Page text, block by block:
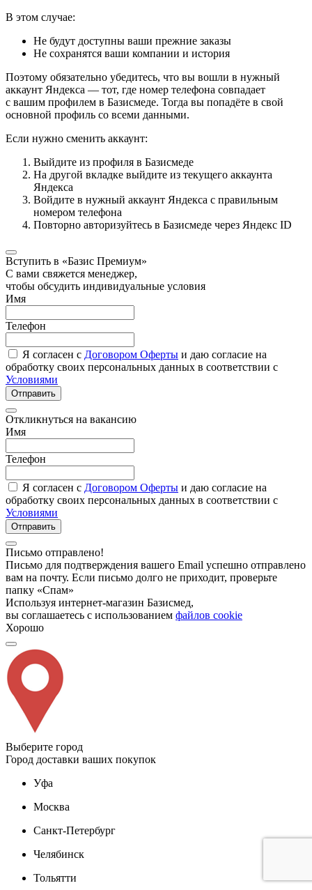
В этом случае:
Не будут доступны ваши прежние заказы
Не сохранятся ваши компании и история
Поэтому обязательно убедитесь, что вы вошли в нужный
аккаунт Яндекса — тот, где номер телефона совпадает
с вашим профилем в Базисмеде. Тогда вы попадёте в свой
основной профиль со всеми данными.
Если нужно сменить аккаунт:
Выйдите из профиля в Базисмеде
На другой вкладке выйдите из текущего аккаунта
Яндекса
Войдите в нужный аккаунт Яндекса с правильным
номером телефона
Повторно авторизуйтесь в Базисмеде через Яндекс ID
Вступить в «Базис Премиум»
С вами свяжется менеджер,
чтобы обсудить индивидуальные условия
Имя
Телефон
Я согласен с Договором Оферты и даю согласие на
обработку своих персональных данных в соответствии с
Условиями
Отправить
Откликнуться на вакансию
Имя
Телефон
Я согласен с Договором Оферты и даю согласие на
обработку своих персональных данных в соответствии с
Условиями
Отправить
Письмо отправлено!
Письмо для подтверждения вашего Email успешно отправлено
вам на почту. Если письмо долго не приходит, проверьте
папку «Спам»
Используя интернет-магазин Базисмед,
вы соглашаетесь с использованием файлов cookie
Хорошо
Выберите город
Город доставки ваших покупок
Уфа
Москва
Санкт-Петербург
Челябинск
Тольятти